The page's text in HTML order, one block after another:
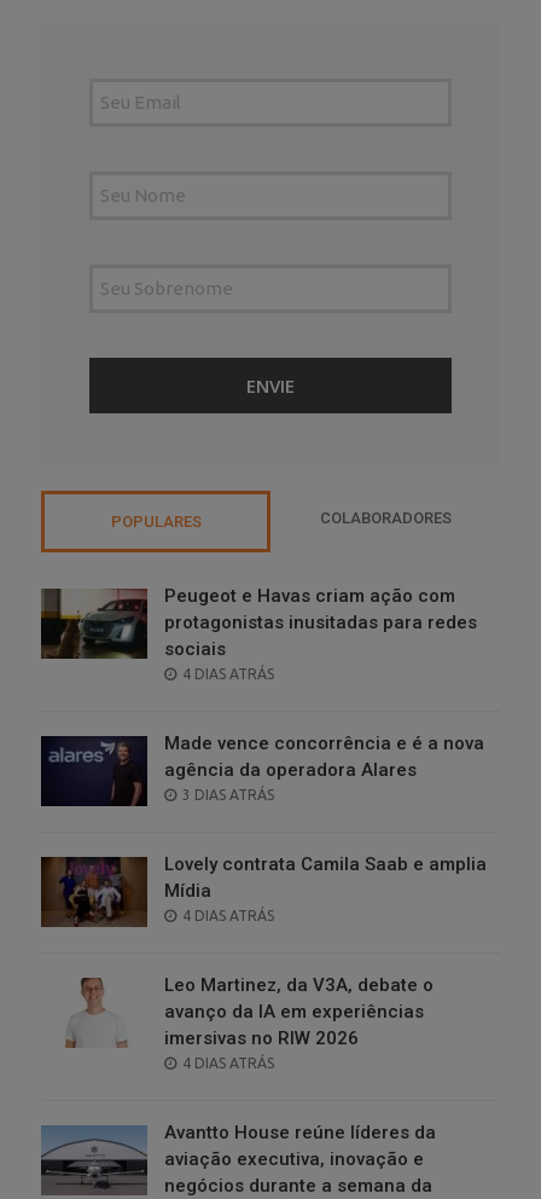
POPULARES COLABORADORES
Peugeot e Havas criam ação com
protagonistas inusitadas para redes
sociais
POSTED
4 DIAS ATRÁS
Made vence concorrência e é a nova
agência da operadora Alares
POSTED
3 DIAS ATRÁS
Lovely contrata Camila Saab e amplia
Mídia
POSTED
4 DIAS ATRÁS
Leo Martinez, da V3A, debate o
avanço da IA em experiências
imersivas no RIW 2026
POSTED
4 DIAS ATRÁS
Avantto House reúne líderes da
aviação executiva, inovação e
negócios durante a semana da